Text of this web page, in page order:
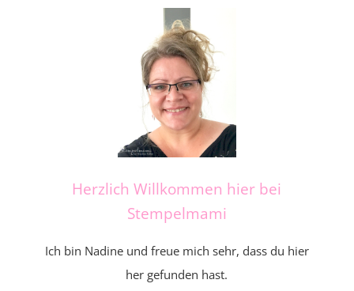
Herzlich Willkommen hier bei
Stempelmami
Ich bin Nadine und freue mich sehr, dass du hier
her gefunden hast.